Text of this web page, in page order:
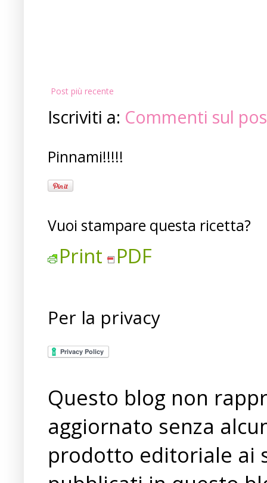
Post più recente
Iscriviti a: Commenti sul
Pinnami!!!!!
Vuoi stampare questa ricetta?
Print PDF
Per la privacy
Questo blog non
aggiornato senza
prodotto editoriale ai